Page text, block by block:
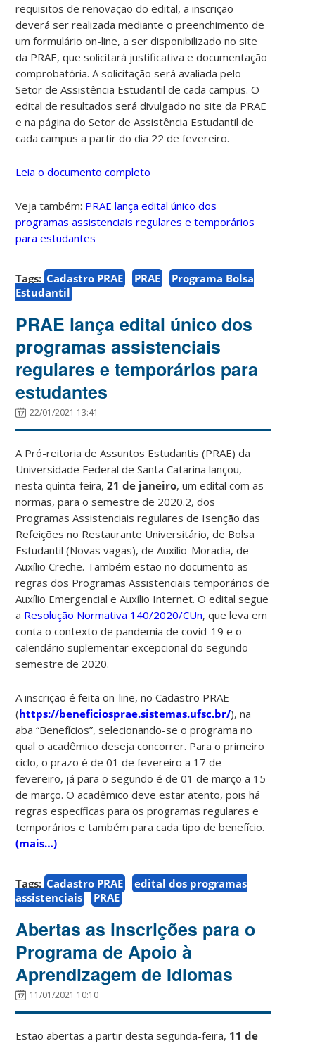
requisitos de renovação do edital, a inscrição
deverá ser realizada mediante o preenchimento de
um formulário on-line, a ser disponibilizado no site
da PRAE, que solicitará justificativa e documentação
comprobatória. A solicitação será avaliada pelo
Setor de Assistência Estudantil de cada campus. O
edital de resultados será divulgado no site da PRAE
e na página do Setor de Assistência Estudantil de
cada campus a partir do dia 22 de fevereiro.
Leia o documento completo
Veja também: PRAE lança edital único dos
programas assistenciais regulares e temporários
para estudantes
Tags: Cadastro PRAE PRAE
Programa Bolsa
Estudantil
PRAE lança edital único dos
programas assistenciais
regulares e temporários para
estudantes
22/01/2021 13:41
A Pró-reitoria de Assuntos Estudantis (PRAE) da
Universidade Federal de Santa Catarina lançou,
nesta quinta-feira, 21 de janeiro, um edital com as
normas, para o semestre de 2020.2, dos
Programas Assistenciais regulares de Isenção das
Refeições no Restaurante Universitário, de Bolsa
Estudantil (Novas vagas), de Auxílio-Moradia, de
Auxílio Creche. Também estão no documento as
regras dos Programas Assistenciais temporários de
Auxílio Emergencial e Auxílio Internet. O edital segue
a Resolução Normativa 140/2020/CUn, que leva em
conta o contexto de pandemia de covid-19 e o
calendário suplementar excepcional do segundo
semestre de 2020.
A inscrição é feita on-line, no Cadastro PRAE
(https://beneficiosprae.sistemas.ufsc.br/), na
aba “Benefícios”, selecionando-se o programa no
qual o acadêmico deseja concorrer. Para o primeiro
ciclo, o prazo é de 01 de fevereiro a 17 de
fevereiro, já para o segundo é de 01 de março a 15
de março. O acadêmico deve estar atento, pois há
regras específicas para os programas regulares e
temporários e também para cada tipo de benefício.
(mais…)
Tags: Cadastro PRAE
edital dos programas
assistenciais
PRAE
Abertas as inscrições para o
Programa de Apoio à
Aprendizagem de Idiomas
11/01/2021 10:10
Estão abertas a partir desta segunda-feira, 11 de